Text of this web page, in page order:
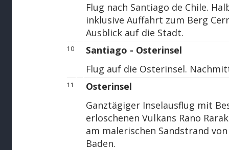
Flug nach Santiago de Chile.
inklusive Auffahrt zum Berg
Ausblick auf die Stadt.
10
Santiago - Osterinsel
Flug auf die Osterinsel.
11
Osterinsel
Ganztägiger Inselausflug mit
erloschenen Vulkans Rano
am malerischen Sandstrand
Baden.